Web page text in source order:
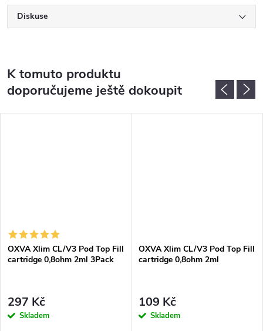
Diskuse
K tomuto produktu
doporučujeme ještě dokoupit
OXVA Xlim CL/V3 Pod Top Fill
cartridge 0,8ohm 2ml 3Pack
297 Kč
Skladem
OXVA Xlim CL/V3 Pod Top Fill
cartridge 0,8ohm 2ml
109 Kč
Skladem